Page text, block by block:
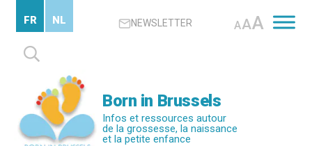
contenu
principal
NEWSLETTER AAA
Rechercher :
FR NL
Born in Brussels
Infos et ressources autour
de la grossesse, la naissance
et la petite enfance